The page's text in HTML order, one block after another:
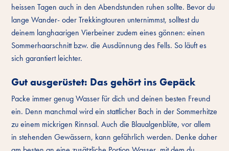
heissen Tagen auch in den Abendstunden ruhen sollte. Bevor du
lange Wander- oder Trekkingtouren unternimmst, solltest du
deinem langhaarigen Vierbeiner zudem eines gönnen: einen
Sommerhaarschnitt bzw. die Ausdünnung des Fells. So läuft es
sich garantiert leichter.
Gut ausgerüstet: Das gehört ins Gepäck
Packe immer genug Wasser für dich und deinen besten Freund
ein. Denn manchmal wird ein stattlicher Bach in der Sommerhitze
zu einem mickrigen Rinnsal. Auch die Blaualgenblüte, vor allem
in stehenden Gewässern, kann gefährlich werden. Denke daher